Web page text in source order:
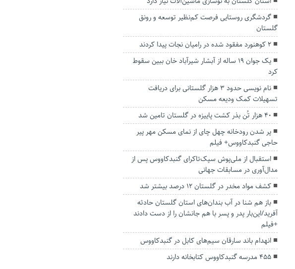
گردشگری روستایی فرصت کم‌نظیر توسعه و رونق
گلستان
۲ کوهنورد مفقود شده در رامیان‌ نجات پیدا کردند
یک جوان ۱۹ ساله از آبشار شیرآباد خان ببین سقوط
کرد
نام نویسی حدود ۳ هزار گلستانی برای دریافت
تسهیلات کمک ودیعه مسکن
۴۰ هزار تُن بذر کشت پاییزه در گلستان تامین شد
پر شدن رودخانه چهل چای از نمای مسکن مهر پیر
حاجی گنبدکاووس+ فیلم
استقبال از ملی‌پوش سپک‌تاکرای گنبدکاووس پس از
مدال‌آوری در مسابقات جهانی
کشف مواد مخدر در گلستان ۱۲ درصد بیشتر شد
باز هم شنا در‌ آب بندان‌های استان گلستان حادثه
آفرید/این‌بار پدر و پسر با هم جانشان‌ را از دست دادند
+فیلم
انهدام باند سارقان سیم‌های کابل در گنبدکاووس
۴۵۵ مدرسه گنبدکاووس کتابخانه دارند